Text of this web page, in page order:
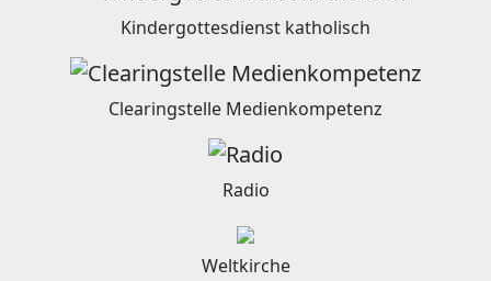
Kindergottesdienst katholisch
Clearingstelle Medienkompetenz
Radio
Weltkirche